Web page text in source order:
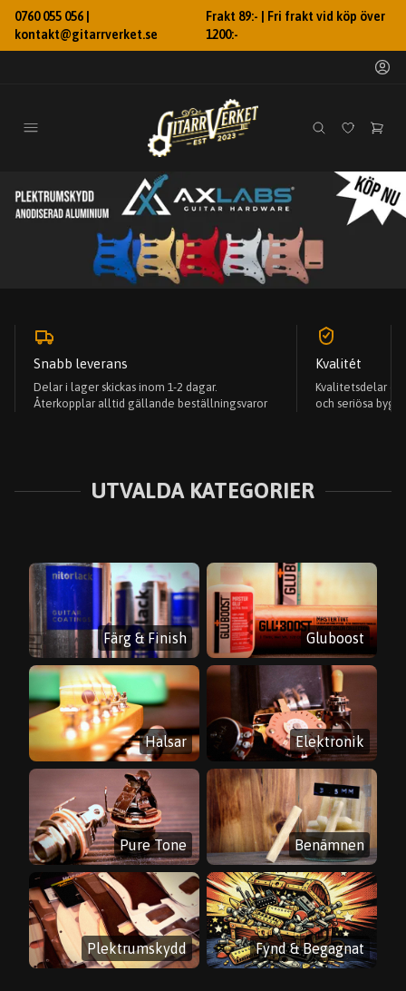
0760 055 056 |
kontakt@gitarrverket.se
Frakt 89:- | Fri frakt vid köp över
1200:-
Snabb leverans
Delar i lager skickas inom 1-2 dagar.
Återkopplar alltid gällande beställningsvaror
Kvalitét
Kvalitetsdelar
och seriösa
UTVALDA KATEGORIER
Färg & Finish Gluboost
Halsar Elektronik
Pure Tone Benämnen
Plektrumskydd Fynd & Begagnat